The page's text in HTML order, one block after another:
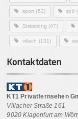
sport (52) spö
Streaming (47)
villach (131)
Kontaktdaten
KT1 Privatfernsehen
Villacher Straße 161
9020 Klagenfurt am